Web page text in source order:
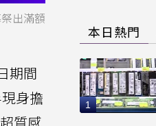
出滿額
期間
身擔
質感
本日熱門